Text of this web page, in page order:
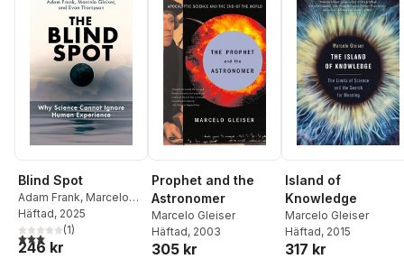
Blind Spot
Adam Frank, Marcelo
Gleiser
Häftad, 2025
3,0utav 5 stjärnor. Totalt antal röster:
(1)
246 kr
Prophet and the
Astronomer
Marcelo Gleiser
Häftad, 2003
305 kr
Island of
Knowledge
Marcelo Gleiser
Häftad, 2015
317 kr